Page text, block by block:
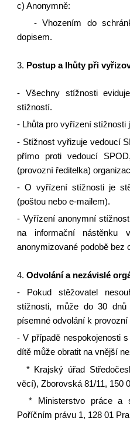
c) Anonymně:
- Vhozením do
dopisem.
3. Postup a lhůty při
- Všechny stížnosti
stížností.
- Lhůta pro vyřízení stížnosti
- Stížnost vyřizuje vedoucí
přímo proti vedoucí
(provozní ředitelka)
- O vyřízení stížnosti je
(poštou nebo e-mailem).
- Vyřízení anonymní
na informační nástěnku
anonymizované podobě bez
4.Odvolání a nezávislé
- Pokud stěžovatel
stížnosti, může do 30 dnů
písemné odvolání k
- V případě nespokojenosti
dítě může obratit na vnější
* Krajský úřad
věcí), Zborovská 81/11, 150
* Ministerstvo práce a
Poříčním právu 1, 128 01